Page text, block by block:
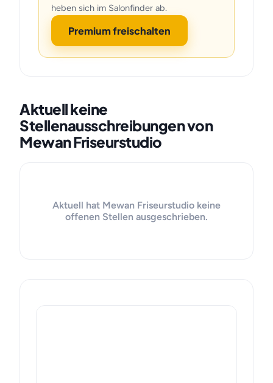
heben sich im Salonfinder ab.
Premium freischalten
Aktuell keine
Stellenausschreibungen von
Mewan Friseurstudio
Aktuell hat Mewan Friseurstudio keine
offenen Stellen ausgeschrieben.